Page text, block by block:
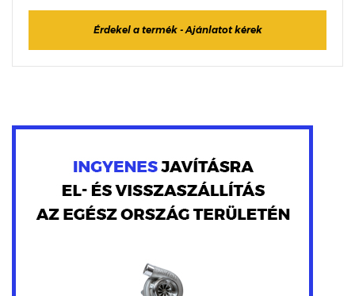
Érdekel a termék - Ajánlatot kérek